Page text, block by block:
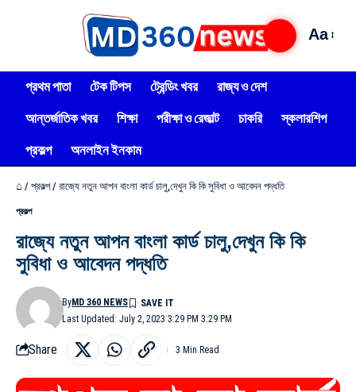
Aa
প্রথম পাতা টেক টিপস ট্রেন্ডিং খবর
রাজ্য ও দেশ
আন্তর্জাতিক খবর
শিক্ষা পরীক্ষা ও রেজাল্ট চাকরি
স্কলারশিপ
প্রকল্প
অনলাইন ইনকাম
⌂ / প্রকল্প/ রাজ্যে নতুন আপন বাংলা কার্ড চালু,দেখুন কি কি সুবিধা ও আবেদন পদ্ধতি
প্রকল্প
রাজ্যে নতুন আপন বাংলা কার্ড চালু,দেখুন কি কি
সুবিধা ও আবেদন পদ্ধতি
Last Updated: July 2, 2023 3:29 PM 3:29 PM
ByMD 360 NEWS
Share 3 Min Read